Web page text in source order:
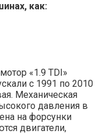
как:
«1.9 TDI»
с 1991 по 2010
Механическая
давления в
на форсунки
двигатели,